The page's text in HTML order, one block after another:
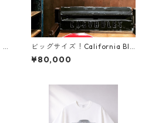
T
ビッグサイズ！California BIG
SIGN リビングやガレージに
いかがですか？
¥80,000